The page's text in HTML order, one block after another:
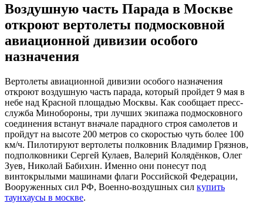
Воздушную часть Парада в Москве
откроют вертолеты подмосковной
авиационной дивизии особого
назначения
Вертолеты авиационной дивизии особого назначения
откроют воздушную часть парада, который пройдет 9 мая в
небе над Красной площадью Москвы. Как сообщает пресс-
служба Минобороны, три лучших экипажа подмосковного
соединения встанут вначале парадного строя самолетов и
пройдут на высоте 200 метров со скоростью чуть более 100
км/ч. Пилотируют вертолеты полковник Владимир Грязнов,
подполковники Сергей Кулаев, Валерий Колядёнков, Олег
Зуев, Николай Бабихин. Именно они понесут под
винтокрылыми машинами флаги Российской Федерации,
Вооруженных сил РФ, Военно-воздушных сил купить
таунхаусы в москве.